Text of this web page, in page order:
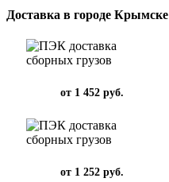
Доставка в городе Крымске
от 1 452 руб.
от 1 252 руб.